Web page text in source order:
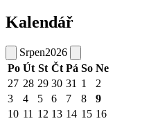
Kalendář
Srpen2026
Po Út St Čt Pá So Ne
27 28 29 30 31 1
2
3
4 5 6 7 8
9
10 11 12 13 14 15 16